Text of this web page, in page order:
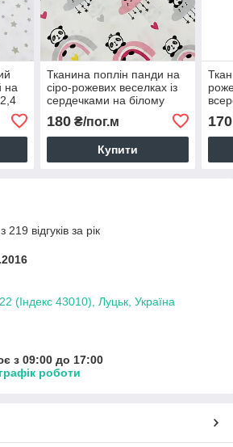
на
Тканина поплін панди на
сіро-рожевих веселках із
сердечками на білому
(ТУРЦІЯ шир. 2,4 м ) (R-
SAB-0301)
180₴/пог.м
Купити
FR-
170
відгуків за рік
(Індекс 43010), Луцьк, Україна
з 09:00 до 17:00
роботи